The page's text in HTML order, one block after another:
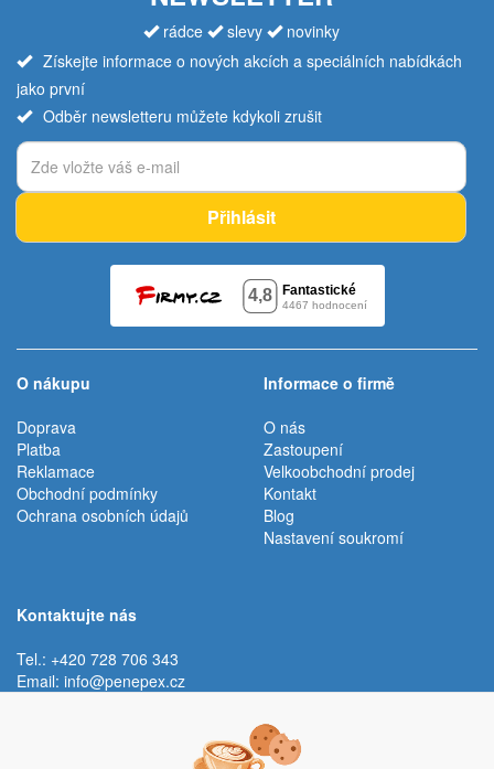
rádce slevy
novinky
Získejte informace o nových akcích a speciálních nabídkách
jako první
Odběr newsletteru můžete kdykoli zrušit
Přihlásit
O nákupu
Doprava
Platba
Reklamace
Obchodní podmínky
Ochrana osobních údajů
Informace o firmě
O nás
Zastoupení
Velkoobchodní prodej
Kontakt
Blog
Nastavení soukromí
Kontaktujte nás
Tel.: +420 728 706 343
Email: info@penepex.cz
Trávník 2076, 686 03 Staré Město